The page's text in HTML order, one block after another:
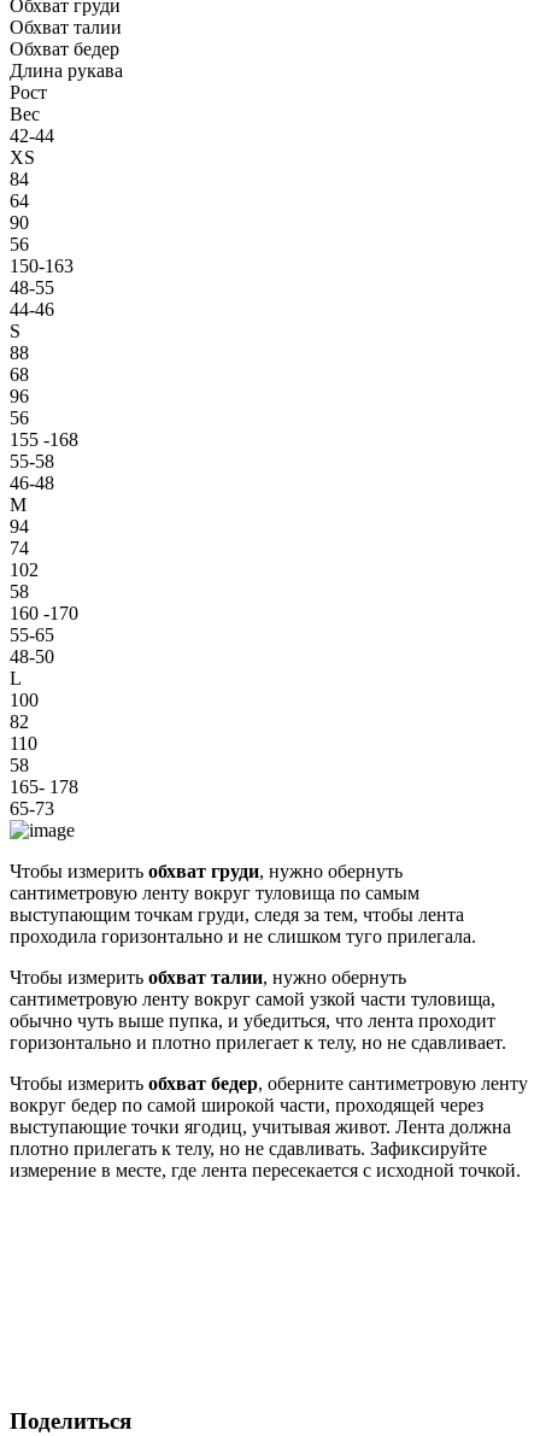
Обхват груди
Обхват талии
Обхват бедер
Длина рукава
Рост
Вес
42-44
XS
84
64
90
56
150-163
48-55
44-46
S
88
68
96
56
155 -168
55-58
46-48
M
94
74
102
58
160 -170
55-65
48-50
L
100
82
110
58
165- 178
65-73
Чтобы измерить обхват груди, нужно обернуть
сантиметровую ленту вокруг туловища по самым
выступающим точкам груди, следя за тем, чтобы лента
проходила горизонтально и не слишком туго прилегала.
Чтобы измерить обхват талии, нужно обернуть
сантиметровую ленту вокруг самой узкой части туловища,
обычно чуть выше пупка, и убедиться, что лента проходит
горизонтально и плотно прилегает к телу, но не сдавливает.
Чтобы измерить обхват бедер, оберните сантиметровую ленту
вокруг бедер по самой широкой части, проходящей через
выступающие точки ягодиц, учитывая живот. Лента должна
плотно прилегать к телу, но не сдавливать. Зафиксируйте
измерение в месте, где лента пересекается с исходной точкой.
Поделиться